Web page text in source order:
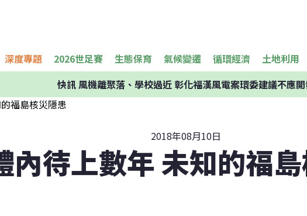
深度專題 2026世足賽 生態保育 氣候變遷 循環經濟 土地利用
快訊風機離聚落、學校過近 彰化福漢風電案環委建議不應
2018年08月10日
內待上數年 未知的福